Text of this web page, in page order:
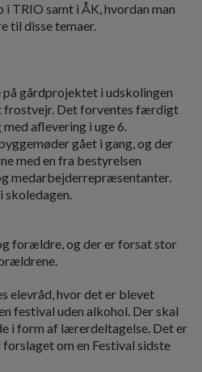
i TRIO samt i ÅK, hvordan man
til disse temaer.
på gårdprojektet i udskolingen
frostvejr. Det forventes færdigt
med aflevering i uge 6.
gået i gang, og der
med en fra bestyrelsen
medarbejderrepræsentanter.
skoledagen.
forældre, og der er forsat stor
elevråd, hvor det er blevet
festival uden alkohol. Der skal
i form af lærerdeltagelse. Det er
om en Festival sidste